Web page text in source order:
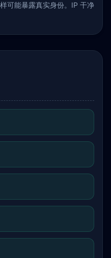
可能暴露真实身份。IP 干净